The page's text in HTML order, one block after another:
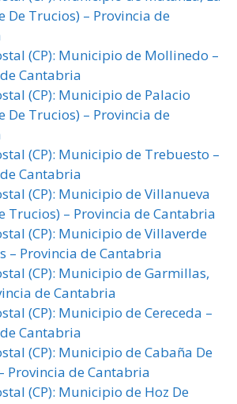
De Trucios) – Provincia de
(CP): Municipio de Mollinedo –
Cantabria
(CP): Municipio de Palacio
De Trucios) – Provincia de
(CP): Municipio de Trebuesto –
Cantabria
(CP): Municipio de Villanueva
Trucios) – Provincia de Cantabria
(CP): Municipio de Villaverde
– Provincia de Cantabria
(CP): Municipio de Garmillas,
de Cantabria
(CP): Municipio de Cereceda –
Cantabria
(CP): Municipio de Cabaña De
Provincia de Cantabria
(CP): Municipio de Hoz De